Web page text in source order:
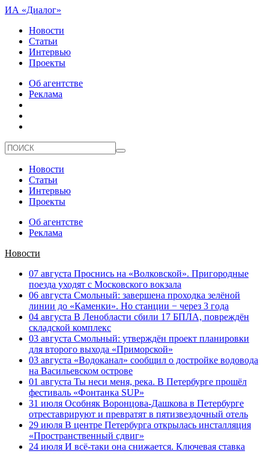
ИА «Диалог»
Новости
Статьи
Интервью
Проекты
Об агентстве
Реклама
Новости
Статьи
Интервью
Проекты
Об агентстве
Реклама
Новости
07 августа Проснись на «Волковской». Пригородные
поезда уходят с Московского вокзала
06 августа Смольный: завершена проходка зелёной
линии до «Каменки». Но станции − через 3 года
04 августа В Ленобласти сбили 17 БПЛА, повреждён
складской комплекс
03 августа Смольный: утверждён проект планировки
для второго выхода «Приморской»
03 августа «Водоканал» сообщил о достройке водовода
на Васильевском острове
01 августа Ты неси меня, река. В Петербурге прошёл
фестиваль «Фонтанка SUP»
31 июля Особняк Воронцова-Дашкова в Петербурге
отреставрируют и превратят в пятизвездочный отель
29 июля В центре Петербурга открылась инсталляция
«Пространственный сдвиг»
24 июля И всё-таки она снижается. Ключевая ставка